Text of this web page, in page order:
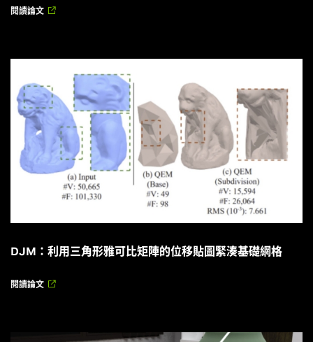
閱讀論文
DJM：利用三角形雅可比矩陣的位移貼圖緊湊基礎網格
閱讀論文